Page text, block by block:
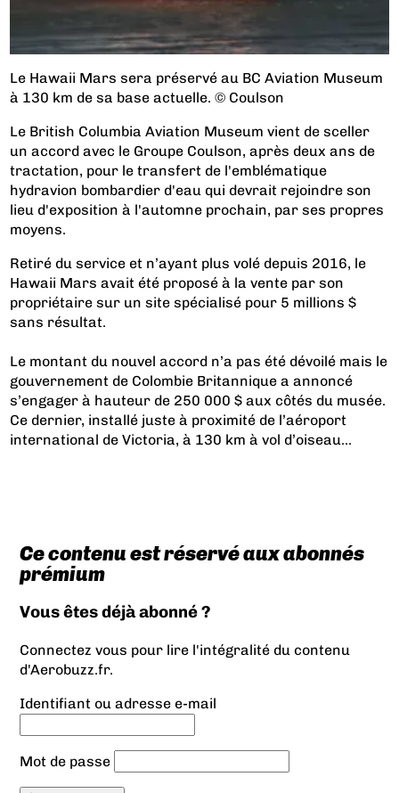
Le Hawaii Mars sera préservé au BC Aviation Museum
à 130 km de sa base actuelle. © Coulson
Le British Columbia Aviation Museum vient de sceller
un accord avec le Groupe Coulson, après deux ans de
tractation, pour le transfert de l'emblématique
hydravion bombardier d'eau qui devrait rejoindre son
lieu d'exposition à l'automne prochain, par ses propres
moyens.
Retiré du service et n’ayant plus volé depuis 2016, le
Hawaii Mars avait été proposé à la vente par son
propriétaire sur un site spécialisé pour 5 millions $
sans résultat.
Le montant du nouvel accord n’a pas été dévoilé mais le
gouvernement de Colombie Britannique a annoncé
s’engager à hauteur de 250 000 $ aux côtés du musée.
Ce dernier, installé juste à proximité de l’aéroport
international de Victoria, à 130 km à vol d’oiseau...
Ce contenu est réservé aux abonnés
prémium
Vous êtes déjà abonné ?
Connectez vous pour lire l'intégralité du contenu
d'Aerobuzz.fr.
Identifiant ou adresse e-mail
Mot de passe